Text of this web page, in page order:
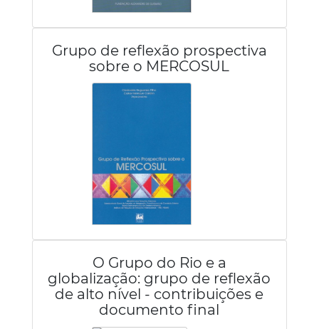
Grupo de reflexão prospectiva
sobre o MERCOSUL
O Grupo do Rio e a
globalização: grupo de reflexão
de alto nível - contribuições e
documento final